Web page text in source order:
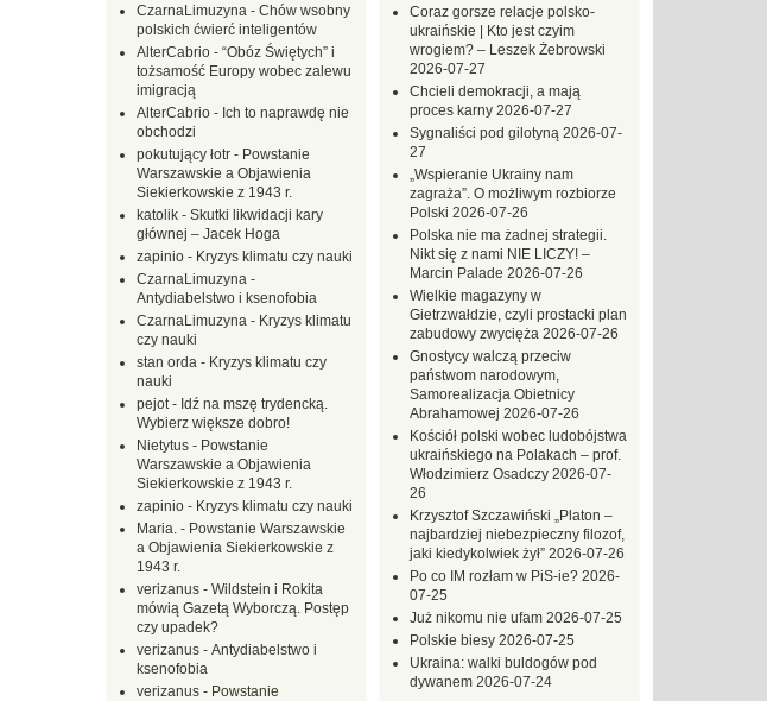
Coraz gorsze relacje polsko-
ukraińskie | Kto jest czyim
wrogiem? – Leszek Żebrowski
2026-07-27
Chcieli demokracji, a mają
proces karny 2026-07-27
Sygnaliści pod gilotyną 2026-07-
27
„Wspieranie Ukrainy nam
zagraża”. O możliwym rozbiorze
Polski 2026-07-26
Polska nie ma żadnej strategii.
Nikt się z nami NIE LICZY! –
Marcin Palade 2026-07-26
Wielkie magazyny w
Gietrzwałdzie, czyli prostacki plan
zabudowy zwycięża 2026-07-26
Gnostycy walczą przeciw
państwom narodowym,
Samorealizacja Obietnicy
Abrahamowej 2026-07-26
Kościół polski wobec ludobójstwa
ukraińskiego na Polakach – prof.
Włodzimierz Osadczy 2026-07-
26
Krzysztof Szczawiński „Platon –
najbardziej niebezpieczny filozof,
jaki kiedykolwiek żył” 2026-07-26
Po co IM rozłam w PiS-ie? 2026-
07-25
Już nikomu nie ufam 2026-07-25
Polskie biesy 2026-07-25
Ukraina: walki buldogów pod
dywanem 2026-07-24
CzarnaLimuzyna - Chów wsobny
polskich ćwierć inteligentów
AlterCabrio - “Obóz Świętych” i
tożsamość Europy wobec zalewu
imigracją
AlterCabrio - Ich to naprawdę nie
obchodzi
pokutujący łotr - Powstanie
Warszawskie a Objawienia
Siekierkowskie z 1943 r.
katolik - Skutki likwidacji kary
głównej – Jacek Hoga
zapinio - Kryzys klimatu czy nauki
CzarnaLimuzyna -
Antydiabelstwo i ksenofobia
CzarnaLimuzyna - Kryzys klimatu
czy nauki
stan orda - Kryzys klimatu czy
nauki
pejot- Idź na mszę trydencką.
Wybierz większe dobro!
Nietytus - Powstanie
Warszawskie a Objawienia
Siekierkowskie z 1943 r.
zapinio - Kryzys klimatu czy nauki
Maria. - Powstanie Warszawskie
a Objawienia Siekierkowskie z
1943 r.
verizanus - Wildstein i Rokita
mówią Gazetą Wyborczą. Postęp
czy upadek?
verizanus - Antydiabelstwo i
ksenofobia
verizanus - Powstanie